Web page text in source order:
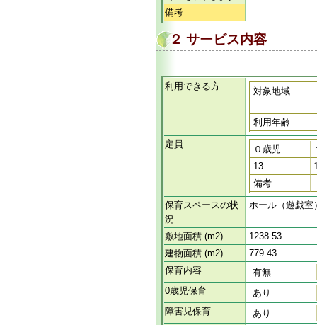
備考
２ サービス内容
利用できる方 対象地域
利用年齢
定員 ０歳児
13
備考
保育スペースの状
況
ホール（遊戯
敷地面積 (m2)
1238.53
建物面積 (m2)
779.43
保育内容
有無
0歳児保育
あり
障害児保育
あり